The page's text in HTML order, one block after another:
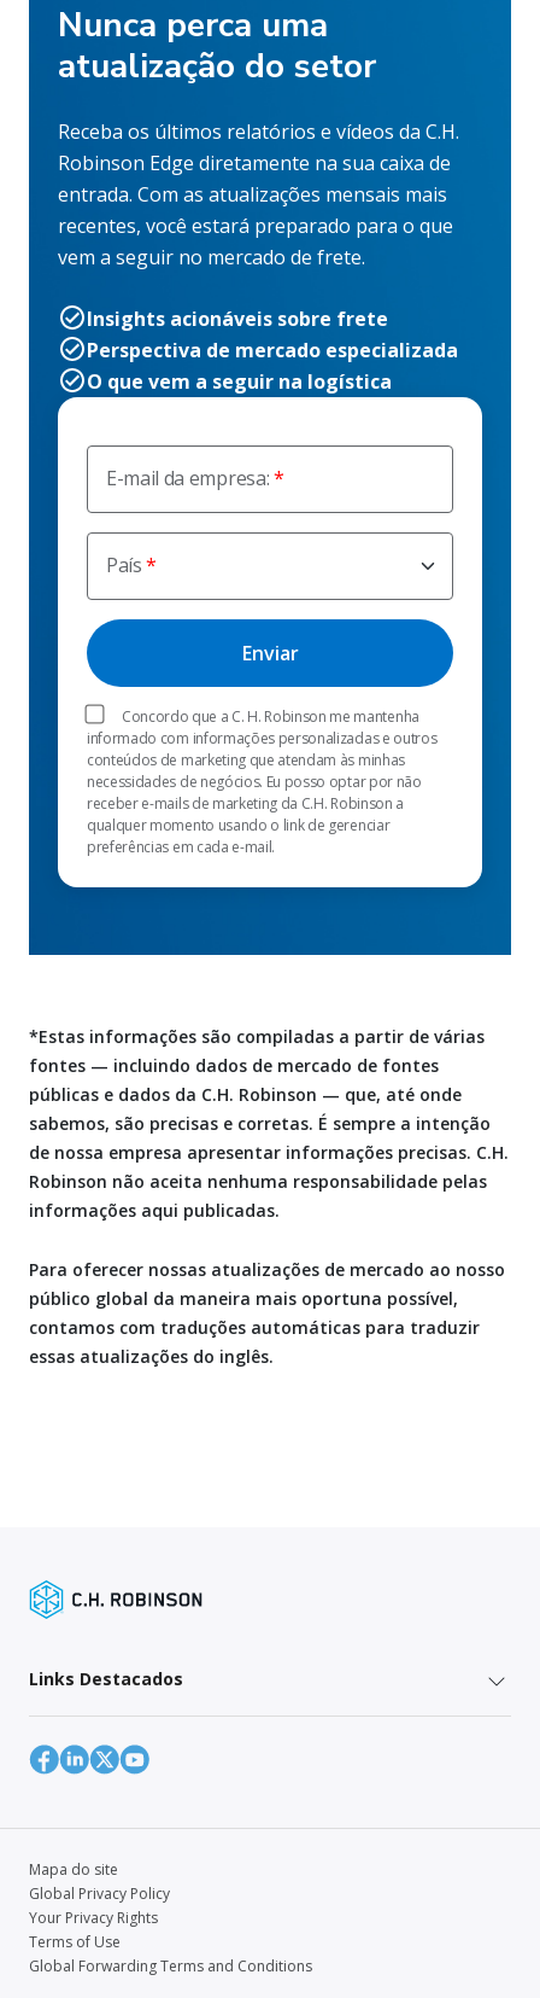
E-mail da empresa:
País
Concordo que a C. H. Robinson me mantenha
informado com informações personalizadas e outros
conteúdos de marketing que atendam às minhas
necessidades de negócios. Eu posso optar por não
receber e-mails de marketing da C.H. Robinson a
qualquer momento usando o link de gerenciar
preferências em cada e-mail.
Nunca perca uma
atualização do setor
Receba os últimos relatórios e vídeos da C.H.
Robinson Edge diretamente na sua caixa de
entrada. Com as atualizações mensais mais
recentes, você estará preparado para o que
vem a seguir no mercado de frete.
Insights acionáveis sobre frete
Perspectiva de mercado especializada
O que vem a seguir na logística
*Estas informações são compiladas a partir de várias
fontes — incluindo dados de mercado de fontes
públicas e dados da C.H. Robinson — que, até onde
sabemos, são precisas e corretas. É sempre a intenção
de nossa empresa apresentar informações precisas. C.H.
Robinson não aceita nenhuma responsabilidade pelas
informações aqui publicadas.
Para oferecer nossas atualizações de mercado ao nosso
público global da maneira mais oportuna possível,
contamos com traduções automáticas para traduzir
essas atualizações do inglês.
Links Destacados
Mapa do site
Global Privacy Policy
Your Privacy Rights
Terms of Use
Global Forwarding Terms and Conditions